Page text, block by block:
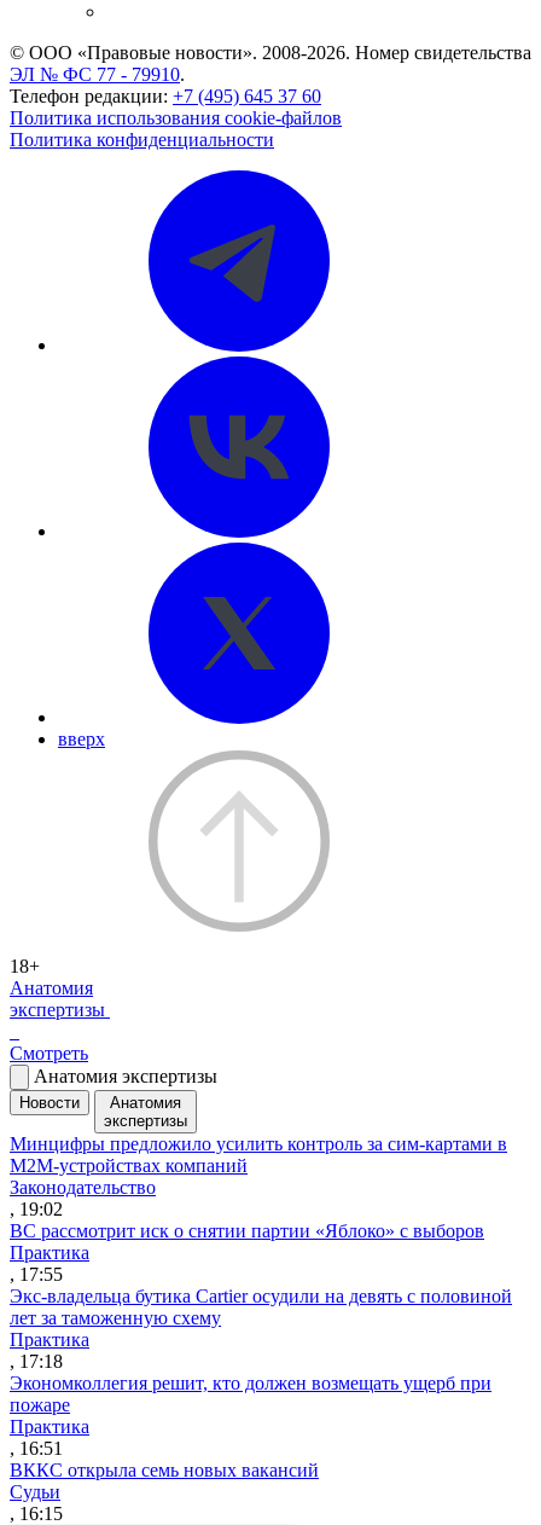
© ООО «Правовые новости». 2008-2026. Номер свидетельства
ЭЛ № ФС 77 - 79910.
Телефон редакции: +7 (495) 645 37 60
Политика использования cookie-файлов
Политика конфиденциальности
вверх
18+
Анатомия
экспертизы
Смотреть
Анатомия экспертизы
Новости
Анатомия
экспертизы
Минцифры предложило усилить контроль за сим-картами в
M2M-устройствах компаний
Законодательство
, 19:02
ВС рассмотрит иск о снятии партии «Яблоко» с выборов
Практика
, 17:55
Экс-владельца бутика Cartier осудили на девять с половиной
лет за таможенную схему
Практика
, 17:18
Экономколлегия решит, кто должен возмещать ущерб при
пожаре
Практика
, 16:51
ВККС открыла семь новых вакансий
Судьи
, 16:15